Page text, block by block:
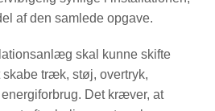
af den samlede opgave.
skal kunne skifte
skabe træk, støj, overtryk,
Det kræver, at